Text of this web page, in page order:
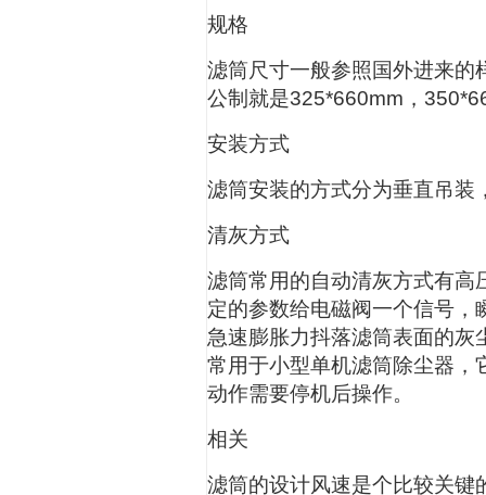
规格
滤筒尺寸一般参照国外进来的
公制就是325*660mm，
安装方式
滤筒安装的方式分为垂直吊装
清灰方式
滤筒常用的自动清灰方式有高
定的参数给电磁阀一个信号
急速膨胀力抖落滤筒表面的
常用于小型单机滤筒除尘器，
动作需要停机后操作。
相关
滤筒的设计风速是个比较关键